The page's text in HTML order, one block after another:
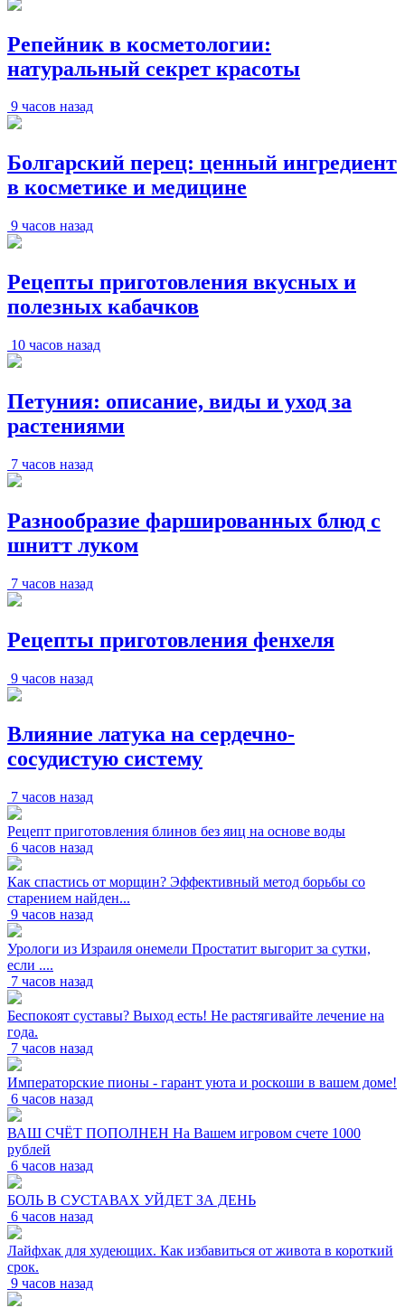
Репейник в косметологии:
натуральный секрет красоты
9 часов назад
Болгарский перец: ценный ингредиент
в косметике и медицине
9 часов назад
Рецепты приготовления вкусных и
полезных кабачков
10 часов назад
Петуния: описание, виды и уход за
растениями
7 часов назад
Разнообразие фаршированных блюд с
шнитт луком
7 часов назад
Рецепты приготовления фенхеля
9 часов назад
Влияние латука на сердечно-
сосудистую систему
7 часов назад
Рецепт приготовления блинов без яиц на основе воды
6 часов назад
Как спастись от морщин? Эффективный метод борьбы со
старением найден...
9 часов назад
Урологи из Израиля онемели Простатит выгорит за сутки,
если ....
7 часов назад
Беспокоят суставы? Выход есть! Не растягивайте лечение на
года.
7 часов назад
Императорские пионы - гарант уюта и роскоши в вашем доме!
6 часов назад
ВАШ СЧЁТ ПОПОЛНЕН На Вашем игровом счете 1000
рублей
6 часов назад
БОЛЬ В СУСТАВАХ УЙДЕТ ЗА ДЕНЬ
6 часов назад
Лайфхак для худеющих. Как избавиться от живота в короткий
срок.
9 часов назад